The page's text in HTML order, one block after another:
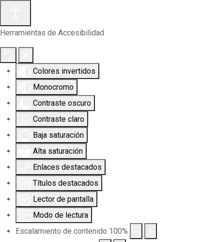
Herramientas de Accesibilidad
Colores invertidos
Monocromo
Contraste oscuro
Contraste claro
Baja saturación
Alta saturación
Enlaces destacados
Títulos destacados
Lector de pantalla
Modo de lectura
Escalamiento de contenido 100%